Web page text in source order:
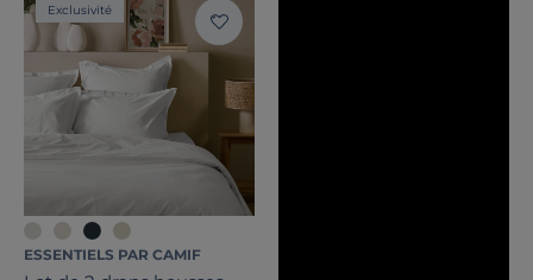
Exclusivité
ESSENTIELS PAR CAMIF